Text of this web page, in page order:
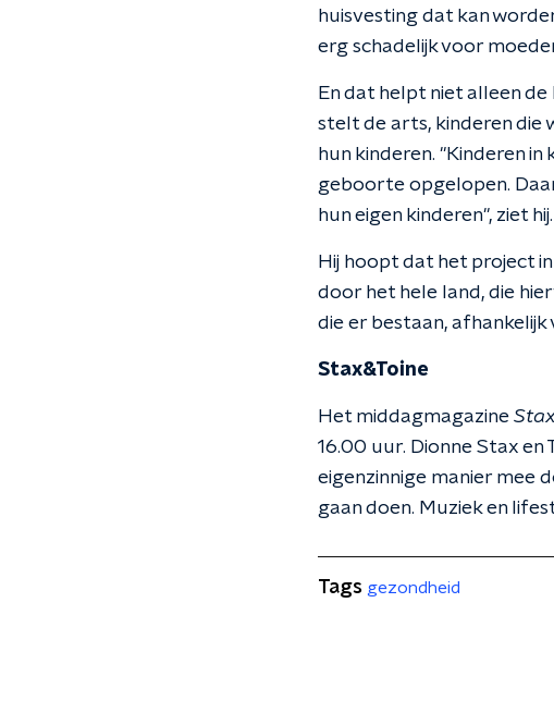
huisvesting dat kan
erg schadelijk voor
En dat helpt niet alleen
stelt de arts, kinderen die
hun kinderen. "Kinderen
geboorte opgelopen.
hun eigen kinderen", ziet hij.
Hij hoopt dat het project
door het hele land, die
die er bestaan, afhankelijk
Stax&Toine
Het middagmagazine
16.00 uur. Dionne Stax
eigenzinnige manier mee
gaan doen. Muziek en
Tags gezondheid